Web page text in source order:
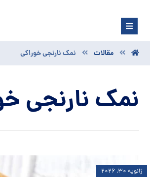
مقالات نمک نارنجی خوراکی
نمک نارنجی
ژانویه ۳۰, ۲۰۲۶